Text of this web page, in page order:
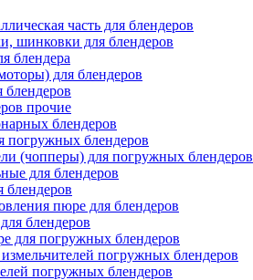
часть для блендеров
шинковки для блендеров
блендера
для блендеров
блендеров
прочие
блендеров
погружных блендеров
(чопперы) для погружных блендеров
для блендеров
блендеров
пюре для блендеров
блендеров
для погружных блендеров
погружных блендеров
погружных блендеров